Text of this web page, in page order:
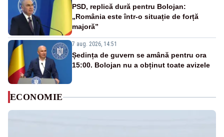
PSD, replică dură pentru Bolojan:
„România este într-o situație de forță
majoră”
7 aug. 2026, 14:51
Ședința de guvern se amână pentru ora
15:00. Bolojan nu a obținut toate avizele
ECONOMIE